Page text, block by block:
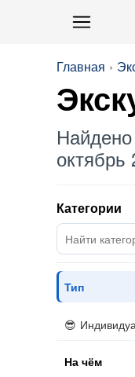
Главная
Найдено
октябрь
Категории
Тип
На чём